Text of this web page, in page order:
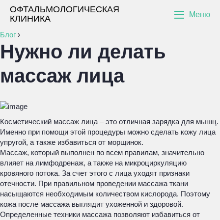
ОФТАЛЬМОЛОГИЧЕСКАЯ
КЛИНИКА
Меню
Блог ›
Нужно ли делать
массаж лица
Косметический массаж лица – это отличная зарядка для мышц.
Именно при помощи этой процедуры можно сделать кожу лица
упругой, а также избавиться от морщинок.
Массаж, который выполнен по всем правилам, значительно
влияет на лимфодренаж, а также на микроциркуляцию
кровяного потока. За счет этого с лица уходят признаки
отечности. При правильном проведении массажа ткани
насыщаются необходимым количеством кислорода. Поэтому
кожа после массажа выглядит ухоженной и здоровой.
Определенные техники массажа позволяют избавиться от